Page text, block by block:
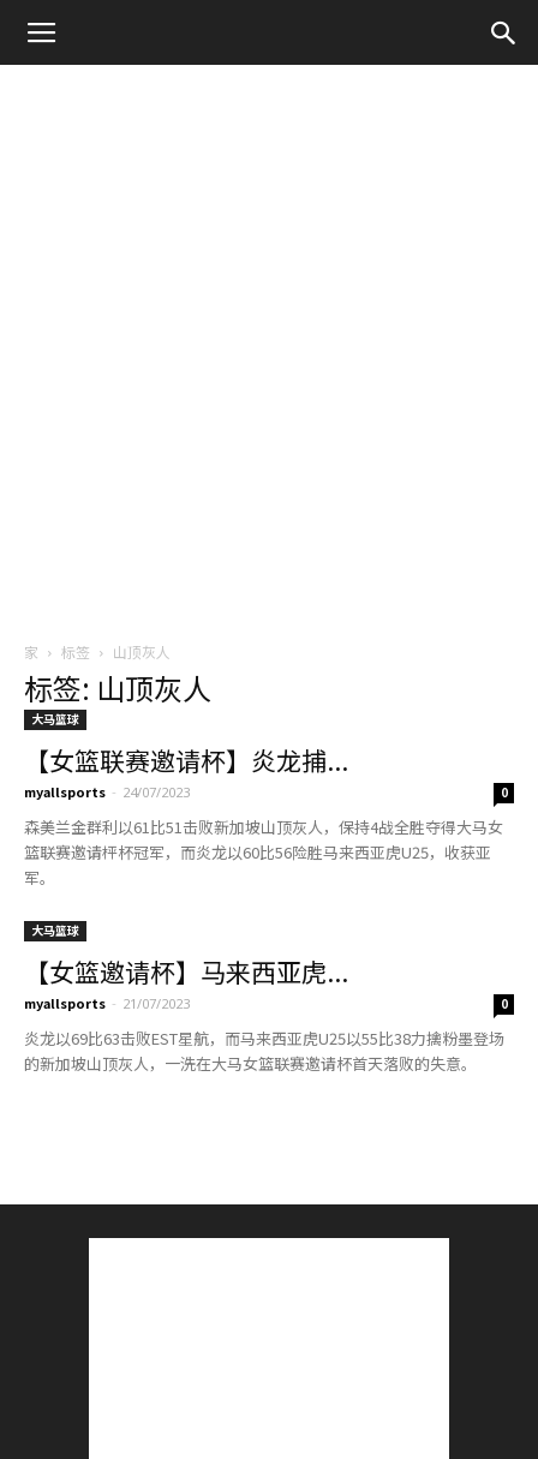
家 标签 山顶灰人
标签: 山顶灰人
大马篮球
【女篮联赛邀请杯】炎龙捕...
myallsports - 24/07/2023 0
森美兰金群利以61比51击败新加坡山顶灰人，保持4战全胜夺得大马女
篮联赛邀请枰杯冠军，而炎龙以60比56险胜马来西亚虎U25，收获亚
军。
大马篮球
【女篮邀请杯】马来西亚虎...
myallsports - 21/07/2023 0
炎龙以69比63击败EST星航，而马来西亚虎U25以55比38力擒粉墨登场
的新加坡山顶灰人，一洗在大马女篮联赛邀请杯首天落败的失意。